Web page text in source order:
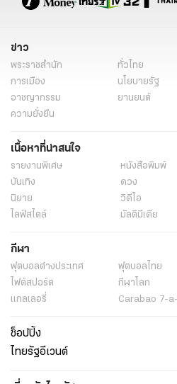
ข่าว
พระราชสำนัก ทั่วไทย
การเมือง
นโยบายรัฐ
อาชญากรรม
ยานยนต์
ความยั่งยืน
เนื้อหาที่น่าสนใจ
รายงานพิเศษ หนังสือพิมพ์
บันเทิง
ดวง
นิยาย
วิดีโอ
ไลฟ์สไตล์
มัลติมีเดีย
กีฬา
ฟุตบอลต่่างประเทศ ฟุตบอลไทย
ไฟต์สปอร์ต
กีฬาโลก
แกลเลอรี่
Carabao 7-
ช็อปปิ้ง
ไทยรัฐอีเวนต์